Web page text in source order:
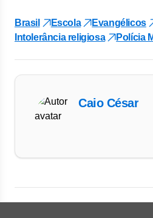
Brasil Escola Evangélicos
Intolerância religiosa
Polícia
Caio César